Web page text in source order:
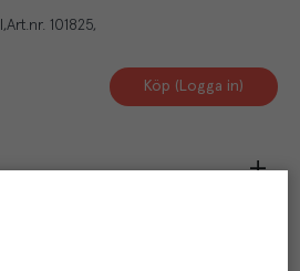
Art.nr. 101825
Köp (Logga in)